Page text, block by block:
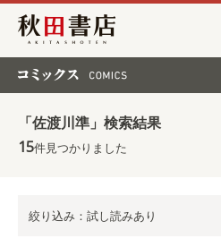
秋田書店
「佐渡川準」検索結果
15件見つかりました
絞り込み：試し読みあり